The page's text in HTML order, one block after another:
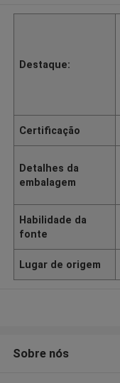
Destaque:
Certificação
Detalhes da
embalagem
Habilidade da
fonte
Lugar de origem
Sobre nós